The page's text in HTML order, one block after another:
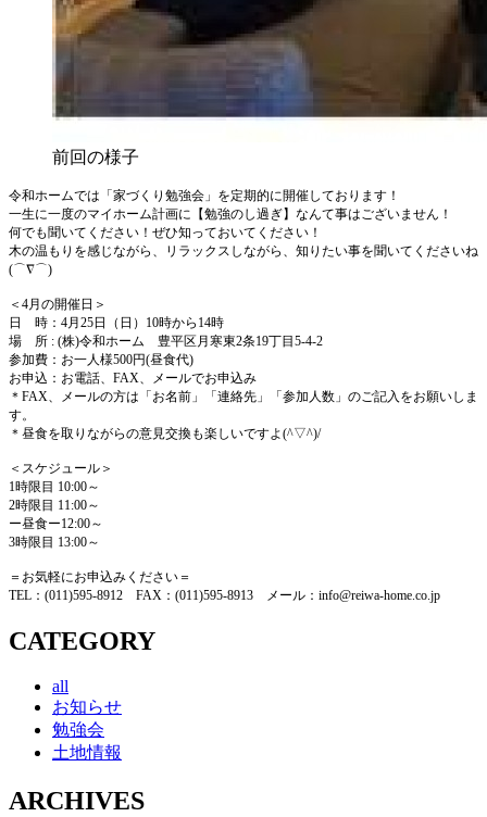
前回の様子
令和ホームでは「家づくり勉強会」を定期的に開催しております！
一生に一度のマイホーム計画に【勉強のし過ぎ】なんて事はございません！
何でも聞いてください！ぜひ知っておいてください！
木の温もりを感じながら、リラックスしながら、知りたい事を聞いてくださいね
(⌒∇⌒)
＜ 4月の開催日＞
日 時： 4月25日（日） 10時から 14時
場 所 : (株)令和ホーム 豊平区月寒東2条19丁目5-4-2
参加費：お一人様500円(昼食代)
お申込：お電話、 FAX 、メールでお申込み
＊ FAX 、メールの方は「お名前」「連絡先」「参加人数」のご記入をお願いしま
す。
＊昼食を取りながらの意見交換も楽しいですよ(^▽^)/
＜スケジュール＞
1時限目 10:00～
2時限目 11:00～
ー昼食ー12:00～
3時限目 13:00～
＝お気軽にお申込みください＝
TEL ：(011)595-8912 FAX ：(011)595-8913 メール： info@reiwa-home.co.jp
CATEGORY
all
お知らせ
勉強会
土地情報
ARCHIVES